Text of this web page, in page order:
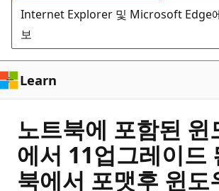
뛰
기
Internet Explorer 및 Microsoft Edge
보
Learn
노트북에 포함된 윈
에서 11업그레이드
북에서 포맷후 윈도